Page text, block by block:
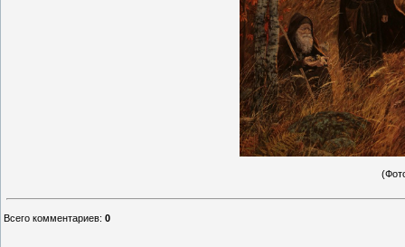
Всего комментариев: 0